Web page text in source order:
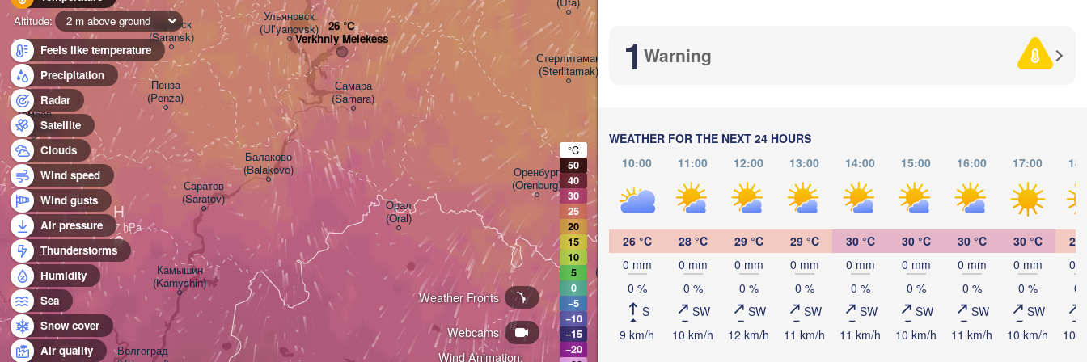
1 Warning
WEATHER FOR THE NEXT 24 HOURS
10:00
11:00 12:00 13:00 14:00 15:00 16:00 17:00
26 °C
0 mm
0 %
S
9 km/h
28 °C
0 mm
0 %
SW
10 km/h
29 °C
0 mm
0 %
SW
12 km/h
29 °C
0 mm
0 %
SW
11 km/h
30 °C
0 mm
0 %
SW
11 km/h
30 °C
0 mm
0 %
SW
10 km/h
30 °C
0 mm
0 %
SW
11 km/h
30 °C
0 mm
0 %
SW
10 km/h
29
0
0
10
Altitude:
2 m above ground
Feels like temperature
Precipitation
Radar
Satellite
Clouds
Wind speed
Wind gusts
Air pressure
Thunderstorms
Humidity
Sea
Snow cover
Air quality
Wind Animation:
Webcams
Weather Fronts
Тамбов
(Tambov)
Волгоград
Самара
(Samara)
Саратов
(Saratov)
Оренбург
(Orenburg)
Ульяновск
(Ul'yanovsk)
Пенза
(Penza)
Балаково
(Balakovo)
Стерлитамак
(Sterlitamak)
Камышин
(Kamyshin)
Саранск
(Saransk)
Орал
(Oral)
Ақтөбе
(Aktobe)
Орск
(Orsk)
Магнитогорск
Verkhniy Melekess
H
°C
50
40
30
25
20
15
10
5
0
−5
−10
−15
−20